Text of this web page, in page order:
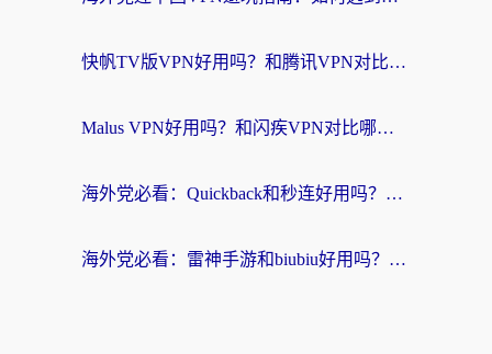
快帆TV版VPN好用吗？和腾讯VPN对比哪个回国效果更好？海外党必看的真实体验指南
Malus VPN好用吗？和闪疾VPN对比哪个回国效果更好？海外华人的实用避坑指南
海外党必看：Quickback和秒连好用吗？3步选对回国加速器，无缝刷国内资源
海外党必看：雷神手游和biubiu好用吗？3招选对回国加速器无缝刷国内资源